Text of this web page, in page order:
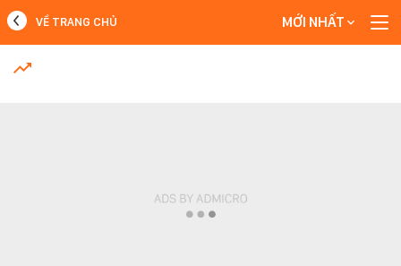
MỚI NHẤT
VỀ TRANG CHỦ MỚI NHẤT